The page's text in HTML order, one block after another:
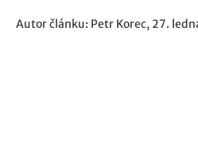
Autor článku: Petr Korec, 27.